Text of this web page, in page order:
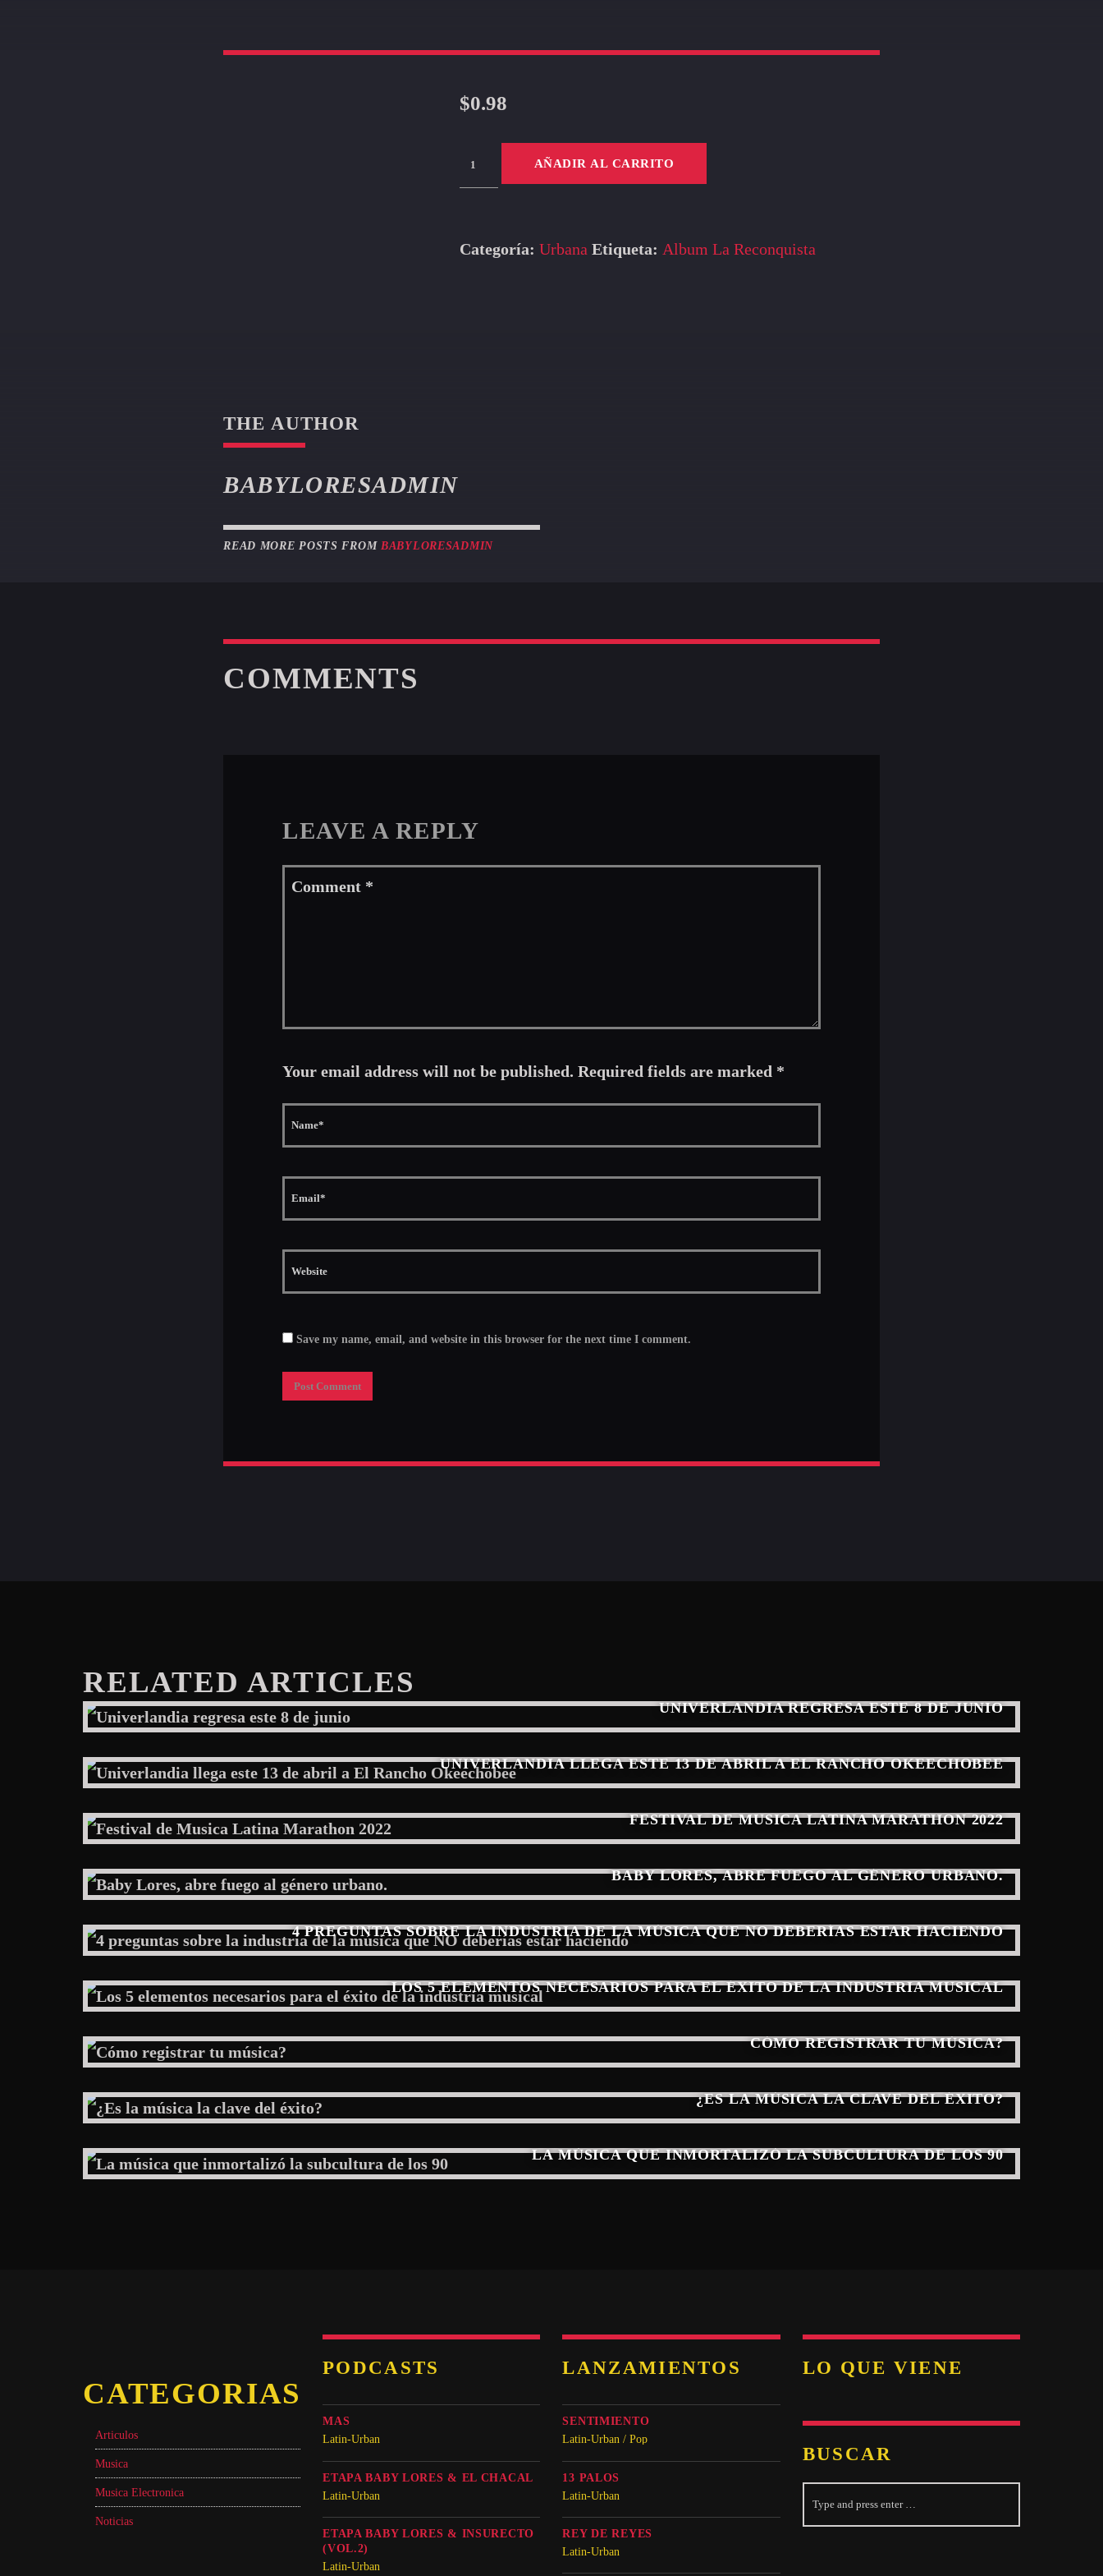
$0.98
cantidad
AÑADIR AL CARRITO
Categoría:Urbana Etiqueta: Album La Reconquista
THE AUTHOR
BABYLORESADMIN
READ MORE POSTS FROMBABYLORESADMIN
COMMENTS
LEAVE A REPLY
Your email address will not be published. Required fields are marked *
Save my name, email, and website in this browser for the next time I comment.
RELATED ARTICLES
UNIVERLANDIA REGRESA ESTE 8 DE JUNIO
UNIVERLANDIA LLEGA ESTE 13 DE ABRIL A EL RANCHO OKEECHOBEE
FESTIVAL DE MUSICA LATINA MARATHON 2022
BABY LORES, ABRE FUEGO AL GÉNERO URBANO.
4 PREGUNTAS SOBRE LA INDUSTRIA DE LA MÚSICA QUE NO DEBERÍAS ESTAR HACIENDO
LOS 5 ELEMENTOS NECESARIOS PARA EL ÉXITO DE LA INDUSTRIA MUSICAL
CÓMO REGISTRAR TU MÚSICA?
¿ES LA MÚSICA LA CLAVE DEL ÉXITO?
LA MÚSICA QUE INMORTALIZÓ LA SUBCULTURA DE LOS 90
CATEGORIAS
Articulos
Musica
Musica Electronica
Noticias
PODCASTS
MAS
Latin-Urban
ETAPA BABY LORES & EL CHACAL
Latin-Urban
ETAPA BABY LORES & INSURECTO
(VOL.2)
Latin-Urban
LANZAMIENTOS
SENTIMIENTO
Latin-Urban / Pop
13 PALOS
Latin-Urban
REY DE REYES
Latin-Urban
LO QUE VIENE
BUSCAR